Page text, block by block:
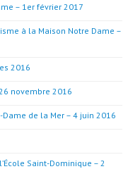
– 1er février 2017
à la Maison Notre Dame –
2016
novembre 2016
de la Mer – 4 juin 2016
Saint-Dominique – 2